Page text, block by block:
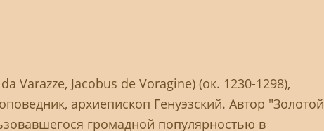
Varazze, Jacobus de Voragine) (ок. 1230-1298),
архиепископ Генуэзский. Автор "Золотой
громадной популярностью в